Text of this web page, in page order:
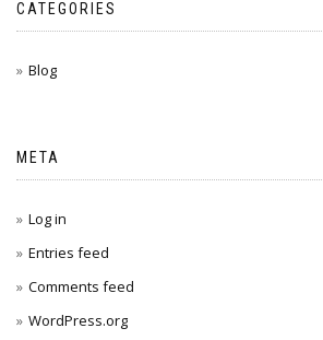
CATEGORIES
Blog
META
Log in
Entries feed
Comments feed
WordPress.org